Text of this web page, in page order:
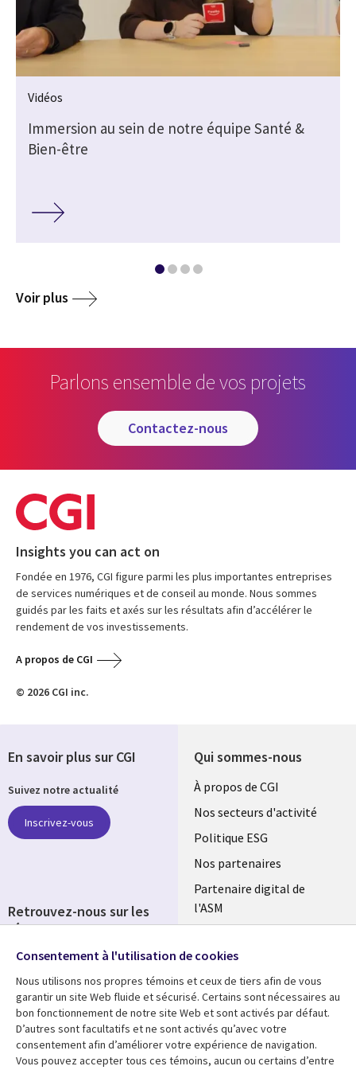
Vidéos
Immersion au sein de notre équipe Santé &
Bien-être
Voir plus
Parlons ensemble de vos projets
contactez-nous
Insights you can act on
Fondée en 1976, CGI figure parmi les plus importantes entreprises
de services numériques et de conseil au monde. Nous sommes
guidés par les faits et axés sur les résultats afin d’accélérer le
rendement de vos investissements.
A propos de CGI
© 2026 CGI inc.
Qui sommes-nous
Useful
links
FRANCE
À propos de CGI
Nos secteurs d'activité
Politique ESG
Nos partenaires
Partenaire digital de
l'ASM
Fusions
Ressources
Library
Articles
Support
Legal
Accessibilité
En savoir plus sur CGI
Suivez notre actualité
Inscrivez-vous
Retrouvez-nous sur les
réseaux
Social
Media
FRANCE
Consentement à l'utilisation de cookies
Nous utilisons nos propres témoins et ceux de tiers afin de vous
garantir un site Web fluide et sécurisé. Certains sont nécessaires au
bon fonctionnement de notre site Web et sont activés par défaut.
D’autres sont facultatifs et ne sont activés qu’avec votre
consentement afin d’améliorer votre expérience de navigation.
Vous pouvez accepter tous ces témoins, aucun ou certains d’entre